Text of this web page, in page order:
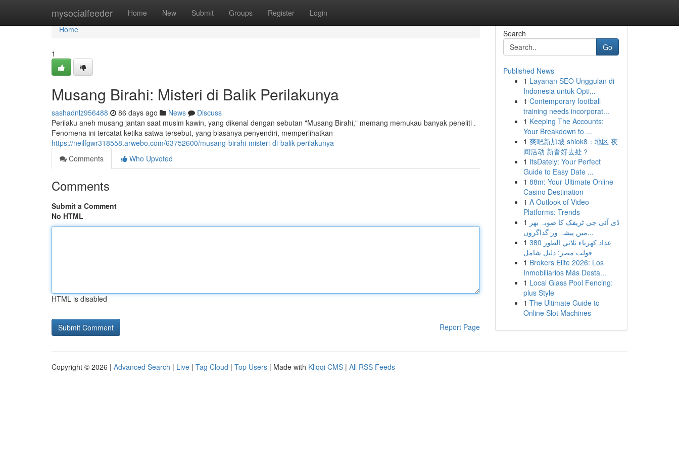
mysocialfeeder Home New Submit Groups Register Login
Home
Home
1
Musang Birahi: Misteri di Balik Perilakunya
sashadnlz956488 86 days ago News
Discuss
Perilaku aneh musang jantan saat musim kawin, yang dikenal dengan sebutan "Musang Birahi," memang memukau banyak peneliti .
Fenomena ini tercatat ketika satwa tersebut, yang biasanya penyendiri, memperlihatkan
https://neilfgwr318558.arwebo.com/63752600/musang-birahi-misteri-di-balik-perilakunya
Comments
Who Upvoted
Comments
Submit a Comment
No HTML
HTML is disabled
Report Page
Search
Go
Published News
1 Layanan SEO Unggulan di
Indonesia untuk Opti...
1 Contemporary football
training needs incorporat...
1 Keeping The Accounts:
Your Breakdown to ...
1 爽吧新加坡 shiok8：地区 夜
间活动 新晋好去处？
1 ItsDately: Your Perfect
Guide to Easy Date ...
1 88m: Your Ultimate Online
Casino Destination
1 A Outlook of Video
Platforms: Trends
1 ڈی آئی جی ٹریفک کا صوبہ بھر
میں پیشہ ور گداگروں...
1 عداد كهرباء ثلاثي الطور 380
فولت مصر: دليل شامل
1 Brokers Elite 2026: Los
Inmobiliarios Más Desta...
1 Local Glass Pool Fencing:
plus Style
1 The Ultimate Guide to
Online Slot Machines
Copyright © 2026 | Advanced Search | Live | Tag Cloud | Top Users | Made with Kliqqi CMS | All RSS Feeds